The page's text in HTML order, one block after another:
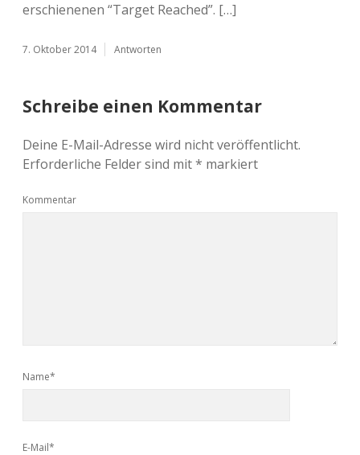
erschienenen “Target Reached”. […]
7. Oktober 2014 Antworten
Schreibe einen Kommentar
Deine E-Mail-Adresse wird nicht veröffentlicht.
Erforderliche Felder sind mit* markiert
Kommentar
Name*
E-Mail*